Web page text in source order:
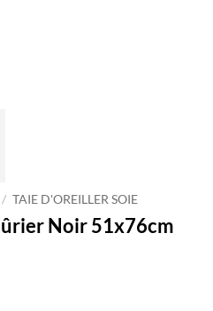
/ TAIE D'OREILLER SOIE
Noir 51x76cm